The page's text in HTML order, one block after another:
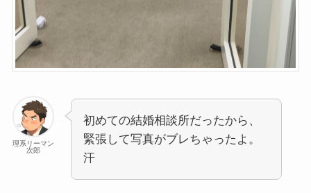
理系リーマン
次郎
初めての結婚相談所だったから、
緊張して写真がブレちゃったよ。
汗